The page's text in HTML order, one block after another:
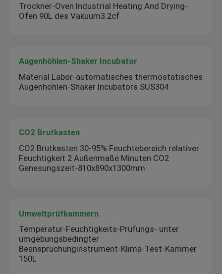
Trockner-Oven Industrial Heating And Drying-
Ofen 90L des Vakuum3.2cf
Augenhöhlen-Shaker Incubator
Material Labor-automatisches thermostatisches
Augenhöhlen-Shaker Incubators SUS304
CO2 Brutkasten
CO2 Brutkasten 30-95% Feuchtebereich relativer
Feuchtigkeit 2 Außenmaße Minuten CO2
Genesungszeit-810x890x1300mm
Umweltprüfkammern
Temperatur-Feuchtigkeits-Prüfungs- unter
umgebungsbedingter
Beanspruchunginstrument-Klima-Test-Kammer
150L